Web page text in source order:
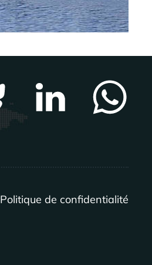
Politique de confidentialité